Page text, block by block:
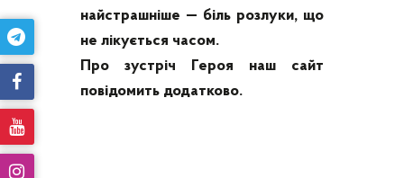
найстрашніше — біль розлуки, що
не лікується часом.
Про зустріч Героя наш сайт
повідомить додатково.